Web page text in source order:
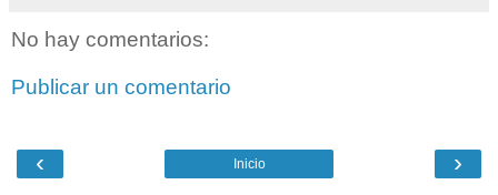
No hay comentarios:
Publicar un comentario
‹ ›
Inicio